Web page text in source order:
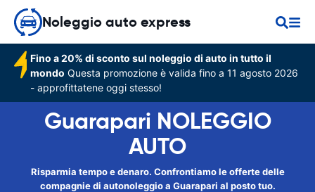
Noleggio auto express
Fino a 20% di sconto sul noleggio di auto in tutto il
mondo Questa promozione è valida fino a 11 agosto 2026
- approfittatene oggi stesso!
Guarapari NOLEGGIO
AUTO
Risparmia tempo e denaro. Confrontiamo le offerte delle
compagnie di autonoleggio a Guarapari al posto tuo.